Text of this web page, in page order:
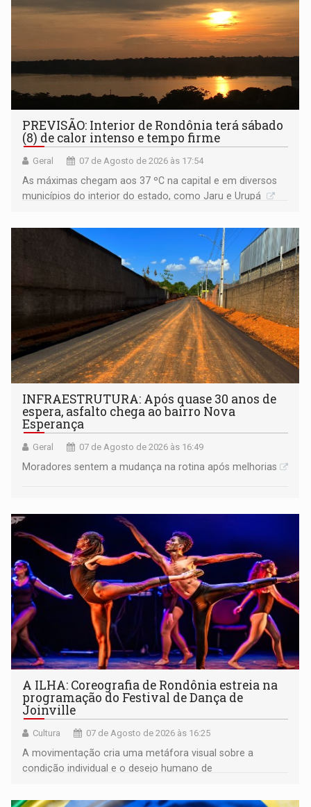
PREVISÃO: Interior de Rondônia terá sábado
(8) de calor intenso e tempo firme
Geral 07 de Agosto de 2026 às 17:54
As máximas chegam aos 37 ºC na capital e em diversos
municípios do interior do estado, como Jaru e Urupá
INFRAESTRUTURA: Após quase 30 anos de
espera, asfalto chega ao bairro Nova
Esperança
Geral 07 de Agosto de 2026 às 16:49
Moradores sentem a mudança na rotina após melhorias
A ILHA: Coreografia de Rondônia estreia na
programação do Festival de Dança de
Joinville
Cultura 07 de Agosto de 2026 às 16:25
A movimentação cria uma metáfora visual sobre a
condição individual e o desejo humano de